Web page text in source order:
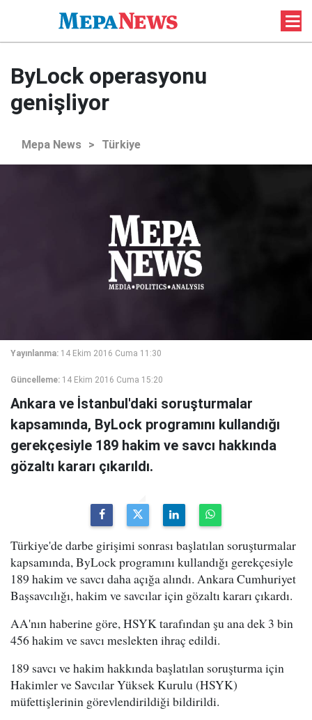
ByLock operasyonu
genişliyor
Mepa News > Türkiye
Yayınlanma: 14 Ekim 2016 Cuma 11:30
Güncelleme: 14 Ekim 2016 Cuma 15:20
Ankara ve İstanbul'daki soruşturmalar
kapsamında, ByLock programını kullandığı
gerekçesiyle 189 hakim ve savcı hakkında
gözaltı kararı çıkarıldı.
Türkiye'de darbe girişimi sonrası başlatılan soruşturmalar
kapsamında, ByLock programını kullandığı gerekçesiyle
189 hakim ve savcı daha açığa alındı. Ankara Cumhuriyet
Başsavcılığı, hakim ve savcılar için gözaltı kararı çıkardı.
AA'nın haberine göre, HSYK tarafından şu ana dek 3 bin
456 hakim ve savcı meslekten ihraç edildi.
189 savcı ve hakim hakkında başlatılan soruşturma için
Hakimler ve Savcılar Yüksek Kurulu (HSYK)
müfettişlerinin görevlendirildiği bildirildi.